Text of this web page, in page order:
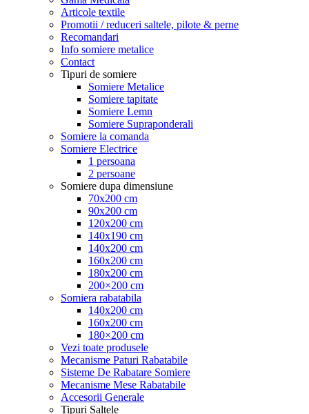
Articole textile
Promotii / reduceri saltele, pilote & perne
Recomandari
Info somiere metalice
Contact
Tipuri de somiere
Somiere Metalice
Somiere tapitate
Somiere Lemn
Somiere Supraponderali
Somiere la comanda
Somiere Electrice
1 persoana
2 persoane
Somiere dupa dimensiune
70x200 cm
90x200 cm
120x200 cm
140x190 cm
140x200 cm
160x200 cm
180x200 cm
200×200 cm
Somiera rabatabila
140x200 cm
160x200 cm
180×200 cm
Vezi toate produsele
Mecanisme Paturi Rabatabile
Sisteme De Rabatare Somiere
Mecanisme Mese Rabatabile
Accesorii Generale
Tipuri Saltele